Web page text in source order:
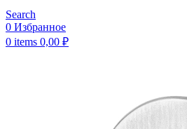
Search
0 Избранное
0 items 0,00 ₽